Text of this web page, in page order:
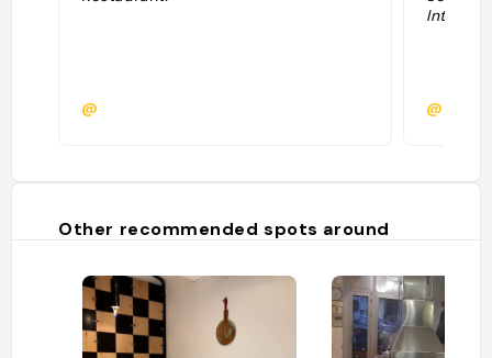
@ @
Other recommended spots around